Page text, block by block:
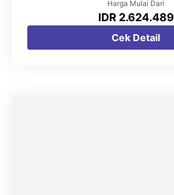
Harga Mulai Dari
IDR 2.624.489
Cek Detail